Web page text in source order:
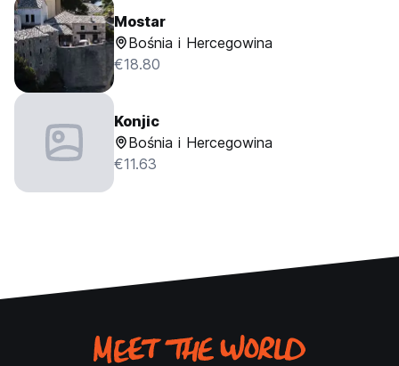
Mostar
Bośnia i Hercegowina
€18.80
Konjic
Bośnia i Hercegowina
€11.63